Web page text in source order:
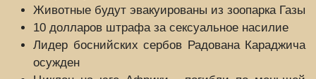
Животные будут эвакуированы из зоопарка Газы
10 долларов штрафа за сексуальное насилие
Лидер боснийских сербов Радована Караджича
осужден